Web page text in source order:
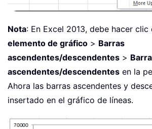
Nota: En Excel 2013, debe hacer clic
elemento de gráfico > Barras
ascendentes/descendentes >
ascendentes/descendentes en la
Ahora las barras ascendentes y
insertado en el gráfico de líneas.